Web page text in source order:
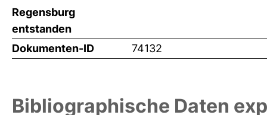
Regensburg
entstanden
Dokumenten-ID 74132
Bibliographische Daten